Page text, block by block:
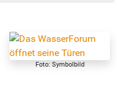
Foto: Symbolbild